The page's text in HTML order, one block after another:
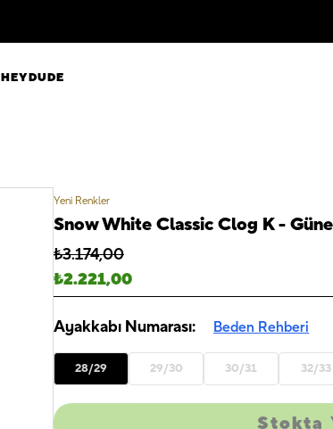
HEYDUDE
Yeni Renkler
Snow White Classic Clog K -
₺3.174,00
₺2.221,00
Ayakkabı Numarası: Beden Rehberi
28/29 29/30 30/31 32/33
Stokta